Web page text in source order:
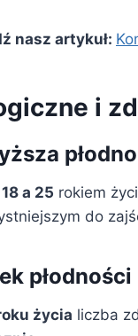
nasz artykuł:
i
18 a 25 rokiem
do
życia liczba